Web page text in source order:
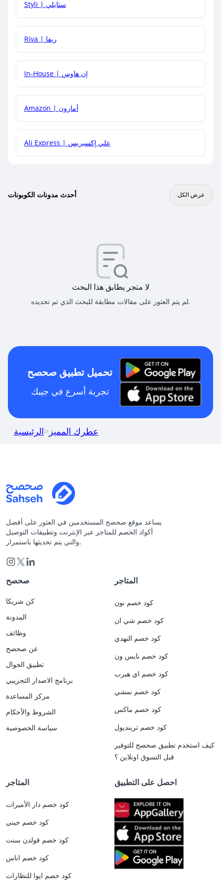
هل يمكنني جمع كود خصم مع العروض الأخرى؟
Styli | ستايلي
Riva | ريفا
In-House | إن هاوس
Amazon | أمازون
Ali Express | علي إكسبريس
أحدث مدونات الكوبونات عرض الكل
لا متجر يطابق هذا البحث
لم يتم العثور على مقالات مطابقة للبحث الذي تم تحديده.
تحميل تطبيق صحصح
تجربة أسرع في جيبك
الرئيسية> عطرك المميز
يساعد موقع صحصح المستخدمين في العثور على أفضل
أكواد الخصم للمتاجر عبر الإنترنت وتطبيقات التوصيل
والتي يتم تحديثها باستمرار.
صحصح
كن شريكا
المدونة
وظائف
عن صحصح
تطبيق الجوال
برنامج الاصدار التجريبي
مركز المساعدة
الشروط والأحكام
سياسة الخصوصية
المتاجر
كود خصم نون
كود خصم شي ان
كود خصم النهدي
كود خصم نايس ون
كود خصم اي هيرب
كود خصم نمشي
كود خصم ماكس
كود خصم ترينديول
كيف استخدم تطبيق صحصح للتوفير
قبل التسوق اونلاين ؟
المتاجر
كود خصم دار الأميرات
كود خصم جيني
كود خصم قولدن سنت
كود خصم اناس
كود خصم ايوا للنظارات
احصل على التطبيق